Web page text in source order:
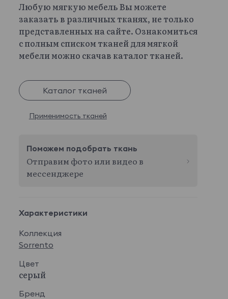
Любую мягкую мебель Вы можете
заказать в различных тканях, не только
представленных на сайте. Ознакомиться
с полным списком тканей для мягкой
мебели можно скачав каталог тканей.
Каталог тканей
Применимость тканей
Поможем подобрать ткань
Отправим фото или видео в
мессенджере
Характеристики
Коллекция
Sorrento
Цвет
серый
Бренд